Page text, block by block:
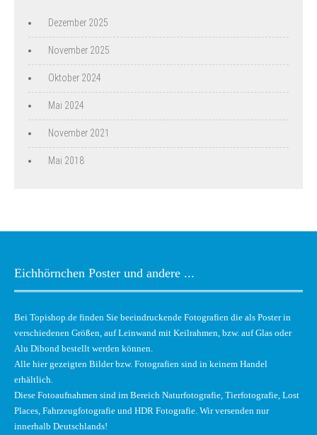
Dezember 2025
November 2025
Oktober 2024
Mai 2024
November 2021
Mai 2018
Eichhörnchen Poster und andere ...
Bei Topishop.de finden Sie beeindruckende Fotografien die als Poster in
verschiedenen Größen, auf Leinwand mit Keilrahmen, bzw. auf Glas oder
Alu Dibond bestellt werden können.
Alle hier gezeigten Bilder bzw. Fotografien sind in keinem Handel
erhältlich.
Diese Fotoaufnahmen sind im Bereich Naturfotografie, Tierfotografie, Lost
Places, Fahrzeugfotografie und HDR Fotografie. Wir versenden nur
innerhalb Deutschlands!